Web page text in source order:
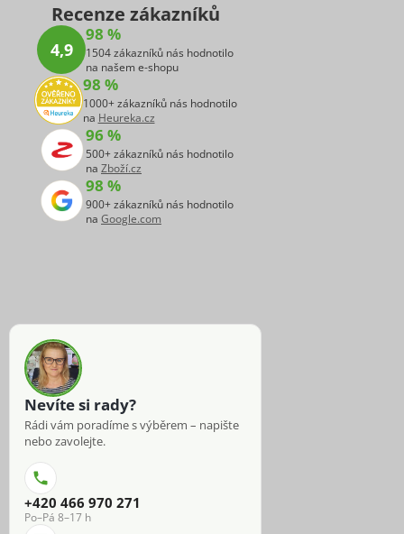
Recenze zákazníků
4,9
98 %
1504 zákazníků nás hodnotilo
na našem e-shopu
98 %
1000+ zákazníků nás hodnotilo
na Heureka.cz
96 %
500+ zákazníků nás hodnotilo
na Zboží.cz
98 %
900+ zákazníků nás hodnotilo
na Google.com
Nevíte si rady?
Rádi vám poradíme s výběrem – napište
nebo zavolejte.
+420 466 970 271
Po–Pá 8–17 h